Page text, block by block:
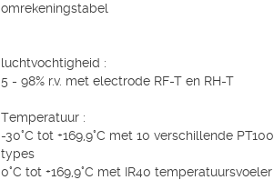
omrekeningstabel
luchtvochtigheid :
5 - 98% r.v. met electrode RF-T en RH-T
Temperatuur :
-30°C tot +169,9°C met 10 verschillende PT100
types
0°C tot +169,9°C met IR40 temperatuursvoeler